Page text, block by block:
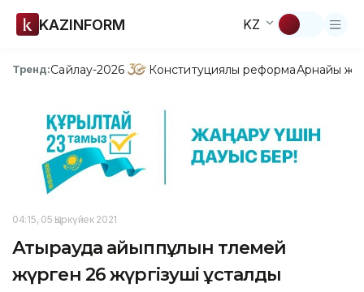
KAZINFORM KZ
Тренд:Сайлау-2026 Конституциялық реформаАрнайы
04:15, 05 Қыркүйек 2021
Атырауда айыппұлын төлемей
жүрген 26 жүргізуші ұсталды